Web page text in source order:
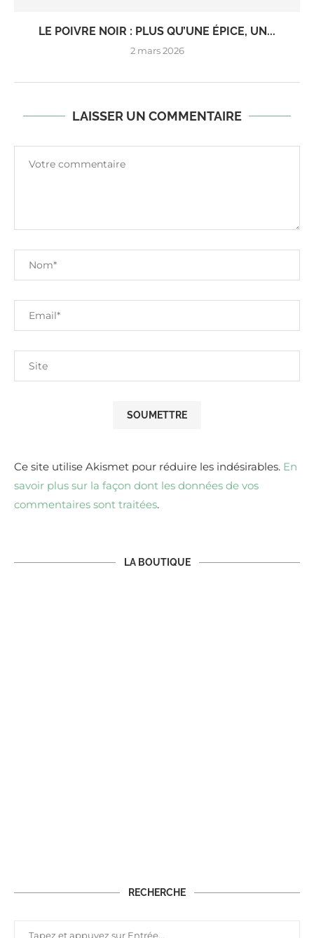
LE POIVRE NOIR : PLUS QU’UNE ÉPICE, UN...
2 mars 2026
LAISSER UN COMMENTAIRE
Ce site utilise Akismet pour réduire les indésirables. En
savoir plus sur la façon dont les données de vos
commentaires sont traitées.
LA BOUTIQUE
RECHERCHE